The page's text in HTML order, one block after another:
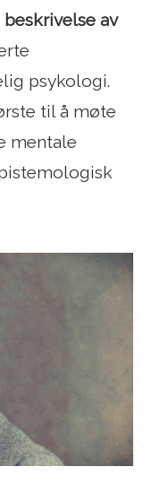
av
psykologi.
til å møte
mentale